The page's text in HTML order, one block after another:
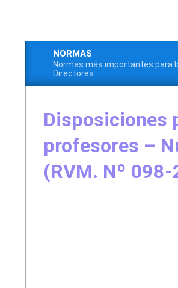
Menú
de
principal
NORMAS
Normas más importantes para
Directores
Disposiciones
profesores –
(RVM. Nº